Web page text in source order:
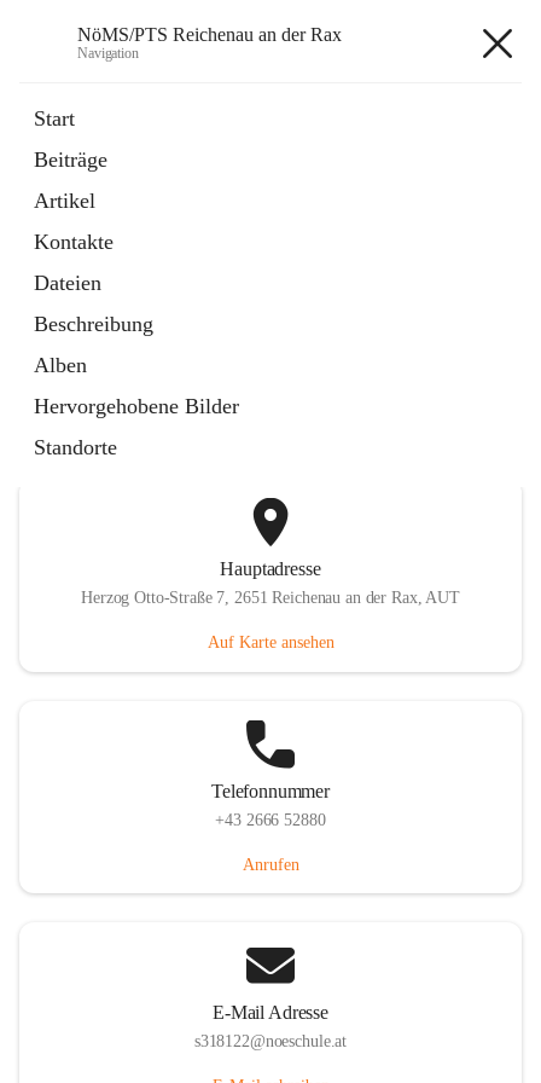
NöMS/PTS Reichenau an der Rax
Navigation
Start
Beiträge
Artikel
Kontakte
Dateien
Beschreibung
Alben
Hervorgehobene Bilder
Standorte
Hans Lanner Regionalmusik Schulverband
öffnet
in
neuem
Tab
Externe Webseite
in
Tab
Hauptadresse
Herzog Otto-Straße 7, 2651 Reichenau an der Rax, AUT
Auf Karte ansehen
Telefonnummer
+43 2666 52880
Anrufen
E-Mail Adresse
s318122@noeschule.at